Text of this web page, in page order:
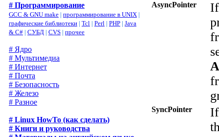
# Программирование
GCC & GNU make | программирование в UNIX |
графические библиотеки | Tcl | Perl | PHP | Java
& C# | СУБД | CVS | прочее
# Ядро
# Мультимедиа
# Интернет
# Почта
# Безопасность
# Железо
# Разное
# Linux HowTo (как сделать)
# Книги и руководства
AsyncPointer
SyncPointer